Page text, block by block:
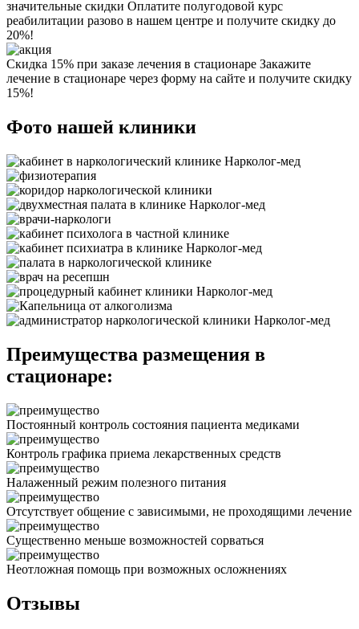
значительные скидки Оплатите полугодовой курс
реабилитации разово в нашем центре и получите скидку до
20%!
Скидка 15% при заказе лечения в стационаре Закажите
лечение в стационаре через форму на сайте и получите скидку
15%!
Фото нашей клиники
Преимущества размещения в
стационаре:
Постоянный контроль состояния пациента медиками
Контроль графика приема лекарственных средств
Налаженный режим полезного питания
Отсутствует общение с зависимыми, не проходящими лечение
Существенно меньше возможностей сорваться
Неотложная помощь при возможных осложнениях
Отзывы